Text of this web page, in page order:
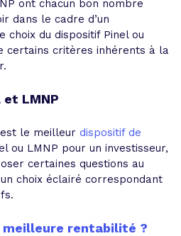
ont chacun bon nombre
dans le cadre d’un
choix du dispositif Pinel ou
certains critères inhérents à la
et LMNP
le meilleur dispositif de
ou LMNP pour un investisseur,
certaines questions au
choix éclairé correspondant
meilleure rentabilité ?